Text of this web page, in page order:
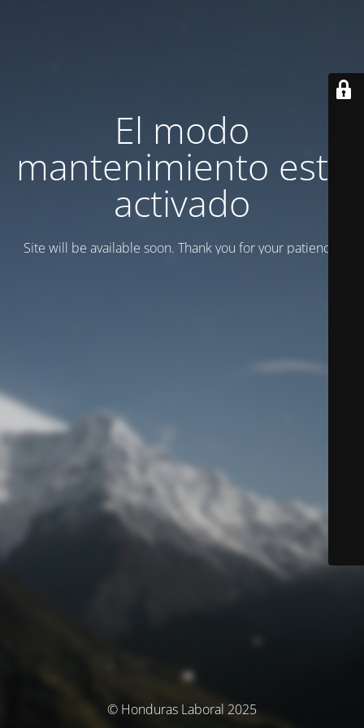
El modo
mantenimiento está
activado
Site will be available soon. Thank you for your patience!
© Honduras Laboral 2025